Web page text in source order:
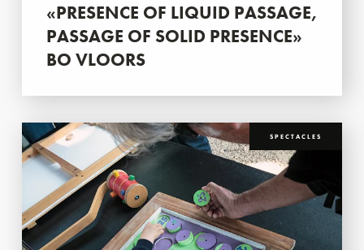
«PRESENCE OF LIQUID PASSAGE,
PASSAGE OF SOLID PRESENCE»
BO VLOORS
SPECTACLES